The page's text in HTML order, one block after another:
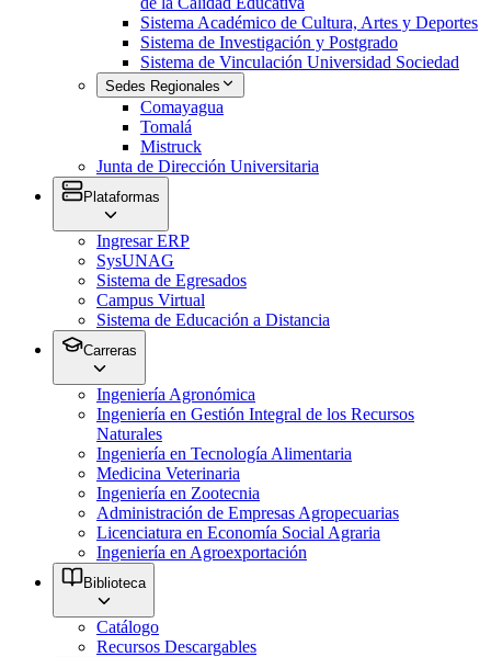
Sistema Académico de Cultura, Artes y Deportes
Sistema de Investigación y Postgrado
Sistema de Vinculación Universidad Sociedad
Sedes Regionales
Comayagua
Tomalá
Mistruck
Junta de Dirección Universitaria
Plataformas
Ingresar ERP
SysUNAG
Sistema de Egresados
Campus Virtual
Sistema de Educación a Distancia
Carreras
Ingeniería Agronómica
Ingeniería en Gestión Integral de los Recursos
Naturales
Ingeniería en Tecnología Alimentaria
Medicina Veterinaria
Ingeniería en Zootecnia
Administración de Empresas Agropecuarias
Licenciatura en Economía Social Agraria
Ingeniería en Agroexportación
Biblioteca
Catálogo
Recursos Descargables